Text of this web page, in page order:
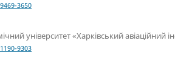
3650
університет «Харківський авіаційний
9303